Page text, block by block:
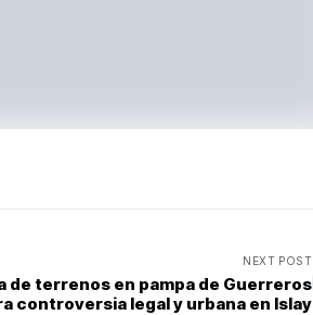
NEXT POST
de terrenos en pampa de Guerreros
controversia legal y urbana en Islay